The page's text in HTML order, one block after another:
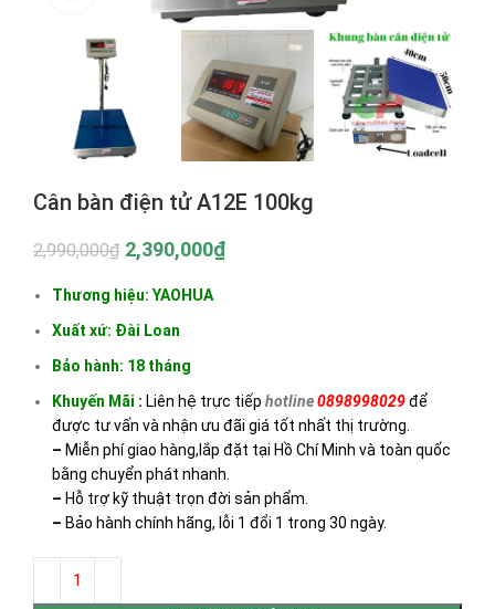
Cân bàn điện tử A12E 100kg
2,990,000₫ 2,390,000₫
Thương hiệu: YAOHUA
Xuất xứ: Đài Loan
Bảo hành: 18 tháng
Khuyến Mãi : Liên hệ trực tiếp hotline0898998029để
được tư vấn và nhận ưu đãi giá tốt nhất thị trường.
– Miễn phí giao hàng,lắp đặt tại Hồ Chí Minh và toàn quốc
bằng chuyển phát nhanh.
– Hỗ trợ kỹ thuật trọn đời sản phẩm.
– Bảo hành chính hãng, lỗi 1 đổi 1 trong 30 ngày.